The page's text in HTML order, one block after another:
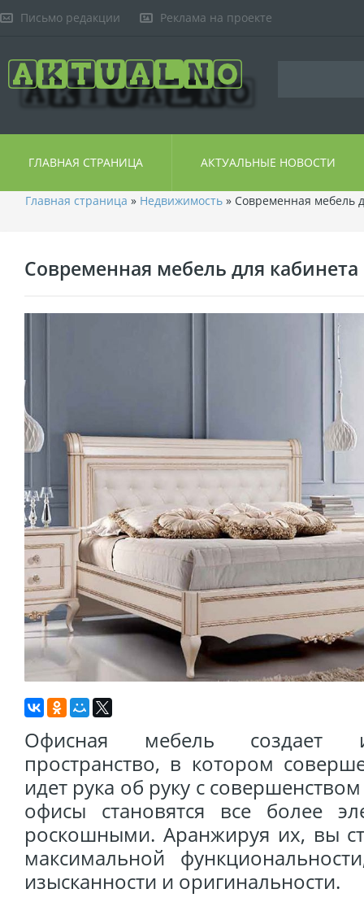
Письмо редакции Реклама на проекте
ГЛАВНАЯ СТРАНИЦА АКТУАЛЬНЫЕ НОВОСТИ
Главная страница » Недвижимость » Современная мебель
Современная мебель для
Офисная мебель создает
пространство, в котором
идет рука об руку с
офисы становятся все более
роскошными. Аранжируя их, вы
максимальной
изысканности и оригинальности.